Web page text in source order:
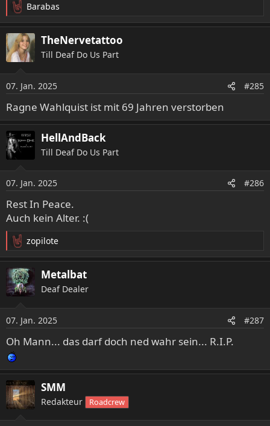
R
e
a
k
t
n
e
n
:
Barabas
TheNervetattoo
Till Deaf Do Us Part
07. Jan. 2025 #285
Ragne Wahlquist ist mit 69 Jahren verstorben
HellAndBack
Till Deaf Do Us Part
07. Jan. 2025 #286
Rest In Peace.
Auch kein Alter. :(
R
e
a
k
t
n
e
n
:
zopilote
Metalbat
Deaf Dealer
07. Jan. 2025 #287
Oh Mann... das darf doch ned wahr sein... R.I.P.
SMM
Redakteur Roadcrew